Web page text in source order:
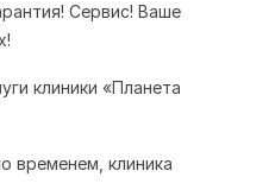
Сервис! Ваше
клиники «Планета
временем, клиника